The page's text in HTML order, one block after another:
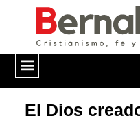
El Dios